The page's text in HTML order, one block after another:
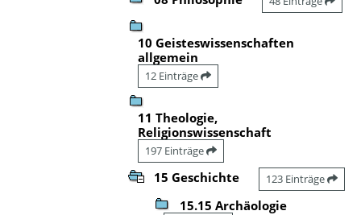
10 Geisteswissenschaften
allgemein
12 Einträge
11 Theologie,
Religionswissenschaft
197 Einträge
15 Geschichte 123 Einträge
15.15 Archäologie